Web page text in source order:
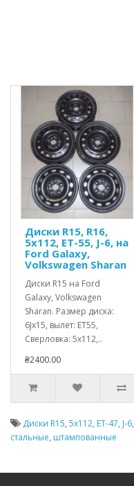
Диски R15, R16,
5x112, ET-55, J-6, на
Ford Galaxy,
Volkswagen Sharan
Диски R15 на Ford
Galaxy, Volkswagen
Sharan. Размер диска:
6Jx15, вылет: ET55,
Сверловка: 5x112,..
₴2400.00
Диски R15, 5x112, ET-47, J-6,
стальные, штампованные